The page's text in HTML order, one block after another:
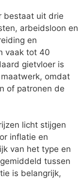
bestaat uit drie
arbeidsloon en
en
vaak tot 40
gietvloer is
omdat
of patronen de
licht stijgen
inflatie en
van het type en
tussen
is belangrijk,